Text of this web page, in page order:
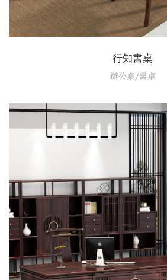
行知書桌
辦公桌/書桌